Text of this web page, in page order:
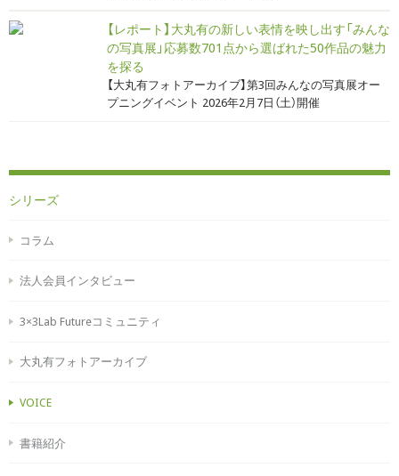
【レポート】大丸有の新しい表情を映し出す「みんな
の写真展」応募数701点から選ばれた50作品の魅力
を探る
【大丸有フォトアーカイブ】第3回みんなの写真展オー
プニングイベント 2026年2月7日（土）開催
シリーズ
コラム
法人会員インタビュー
3×3Lab Futureコミュニティ
大丸有フォトアーカイブ
VOICE
書籍紹介